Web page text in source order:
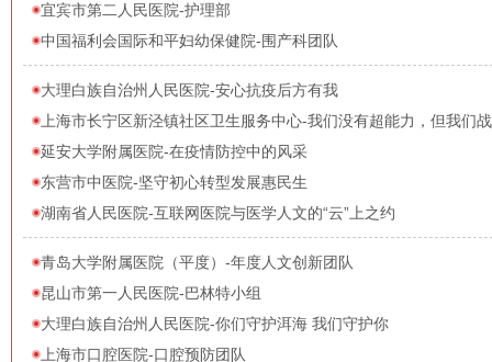
宜宾市第二人民医院-护理部
中国福利会国际和平妇幼保健院-围产科团队
大理白族自治州人民医院-安心抗疫后方有我
上海市长宁区新泾镇社区卫生服务中心-我们没有超能力，但我们
延安大学附属医院-在疫情防控中的风采
东营市中医院-坚守初心转型发展惠民生
湖南省人民医院-互联网医院与医学人文的“云”上之约
青岛大学附属医院（平度）-年度人文创新团队
昆山市第一人民医院-巴林特小组
大理白族自治州人民医院-你们守护洱海 我们守护你
上海市口腔医院-口腔预防团队